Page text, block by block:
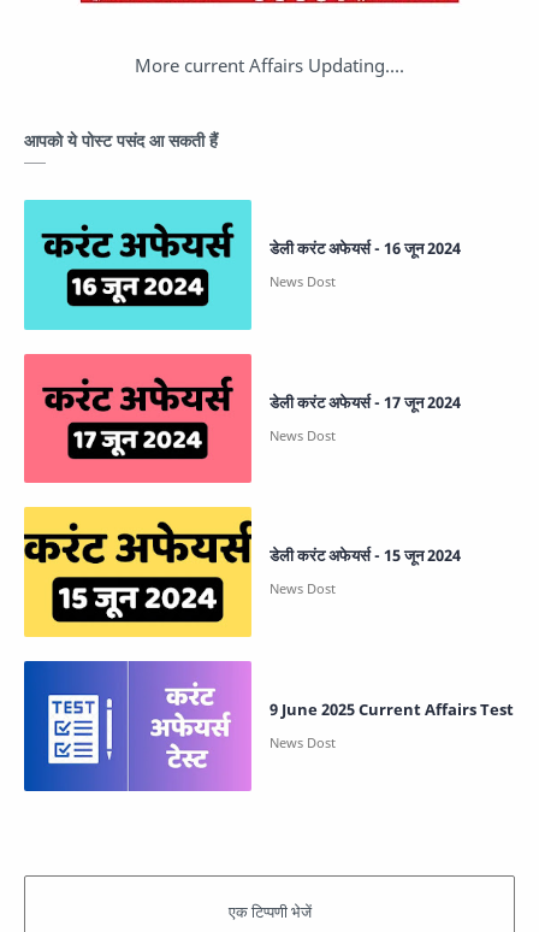
More current Affairs Updating….
आपको ये पोस्ट पसंद आ सकती हैं
डेली करंट अफेयर्स - 16 जून 2024
डेली करंट अफेयर्स - 17 जून 2024
डेली करंट अफेयर्स - 15 जून 2024
9 June 2025 Current Affairs Test